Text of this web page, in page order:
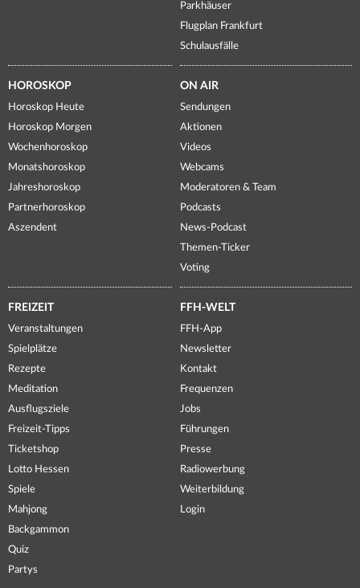
Parkhäuser
Flugplan Frankfurt
Schulausfälle
HOROSKOP
Horoskop Heute
Horoskop Morgen
Wochenhoroskop
Monatshoroskop
Jahreshoroskop
Partnerhoroskop
Aszendent
ON AIR
Sendungen
Aktionen
Videos
Webcams
Moderatoren & Team
Podcasts
News-Podcast
Themen-Ticker
Voting
FREIZEIT
Veranstaltungen
Spielplätze
Rezepte
Meditation
Ausflugsziele
Freizeit-Tipps
Ticketshop
Lotto Hessen
Spiele
Mahjong
Backgammon
Quiz
Partys
FFH-WELT
FFH-App
Newsletter
Kontakt
Frequenzen
Jobs
Führungen
Presse
Radiowerbung
Weiterbildung
Login